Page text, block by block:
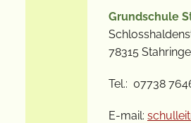
Grundschule
78315
Tel.: 07738
E-mail: